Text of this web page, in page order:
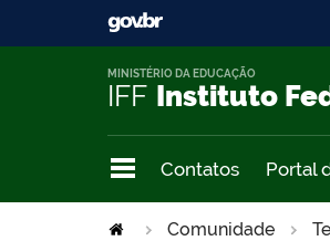
IFF Instituto
MINISTÉRIO DA EDUCAÇÃO
Contatos Portal
Comunidade